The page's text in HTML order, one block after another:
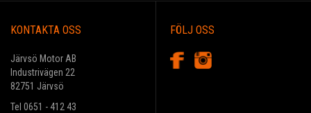
KONTAKTA OSS
Järvsö Motor AB
Industrivägen 22
82751 Järvsö
Tel 0651 - 412 43
FÖLJ OSS